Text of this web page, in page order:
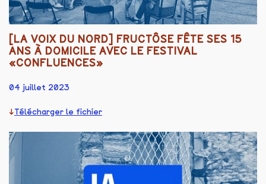
[LA VOIX DU NORD] FRUCTÔSE FÊTE SES 15
ANS À DOMICILE AVEC LE FESTIVAL
«CONFLUENCES»
04 juillet 2023
Télécharger le fichier